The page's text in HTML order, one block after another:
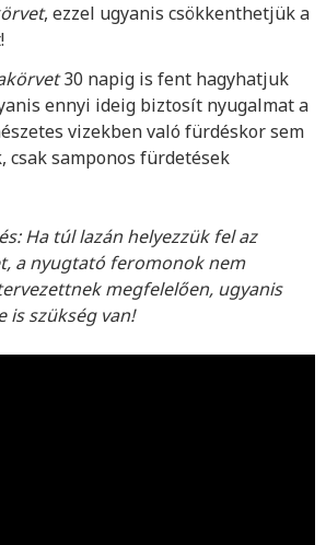
, ezzel ugyanis csökkenthetjük a
30 napig is fent hagyhatjuk
ennyi ideig biztosít nyugalmat a
vizekben való fürdéskor sem
csak samponos fürdetések
Ha túl lazán helyezzük fel az
a nyugtató feromonok nem
megfelelően, ugyanis
is szükség van!